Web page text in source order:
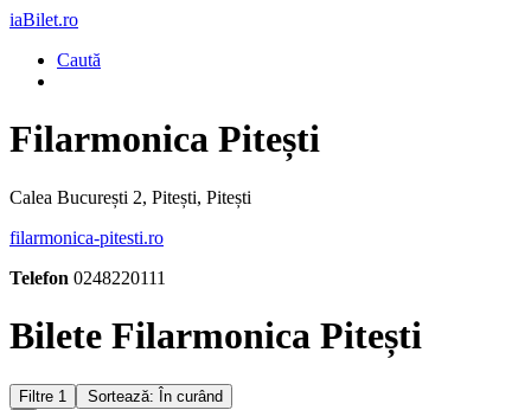
iaBilet.ro
Caută
Filarmonica Pitești
Calea București 2, Pitești, Pitești
filarmonica-pitesti.ro
Telefon 0248220111
Bilete Filarmonica Pitești
Filtre 1
Sortează: În curând